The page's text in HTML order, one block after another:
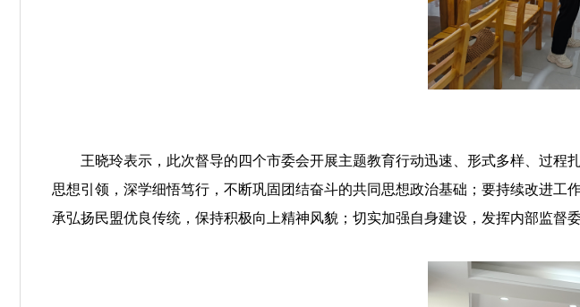
王晓玲表示，此次督导的四个市委会开展主题教育行动迅速、形式多样、过
思想引领，深学细悟笃行，不断巩固团结奋斗的共同思想政治基础；要持续改进工
承弘扬民盟优良传统，保持积极向上精神风貌；切实加强自身建设，发挥内部监督